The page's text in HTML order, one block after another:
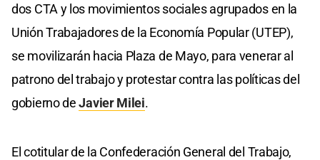
dos CTA y los movimientos sociales agrupados en la
Unión Trabajadores de la Economía Popular (UTEP),
se movilizarán hacia Plaza de Mayo, para venerar al
patrono del trabajo y protestar contra las políticas del
gobierno deJavier Milei.
El cotitular de la Confederación General del Trabajo,